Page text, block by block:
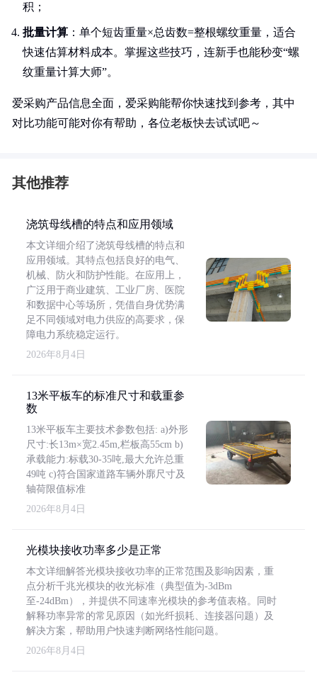
积；
批量计算 ：单个短齿重量×总齿数=整根螺纹重量，适合
快速估算材料成本。掌握这些技巧，连新手也能秒变“螺
纹重量计算大师”。
爱采购产品信息全面，爱采购能帮你快速找到参考，其中
对比功能可能对你有帮助，各位老板快去试试吧～
其他推荐
浇筑母线槽的特点和应用领域
本文详细介绍了浇筑母线槽的特点和
应用领域。其特点包括良好的电气、
机械、防火和防护性能。在应用上，
广泛用于商业建筑、工业厂房、医院
和数据中心等场所，凭借自身优势满
足不同领域对电力供应的高要求，保
障电力系统稳定运行。
2026年8月4日
13米平板车的标准尺寸和载重参
数
13米平板车主要技术参数包括: a)外形
尺寸:长13m×宽2.45m,栏板高55cm b)
承载能力:标载30-35吨,最大允许总重
49吨 c)符合国家道路车辆外廓尺寸及
轴荷限值标准
2026年8月4日
光模块接收功率多少是正常
本文详细解答光模块接收功率的正常范围及影响因素，重
点分析千兆光模块的收光标准（典型值为-3dBm
至-24dBm），并提供不同速率光模块的参考值表格。同时
解释功率异常的常见原因（如光纤损耗、连接器问题）及
解决方案，帮助用户快速判断网络性能问题。
2026年8月4日